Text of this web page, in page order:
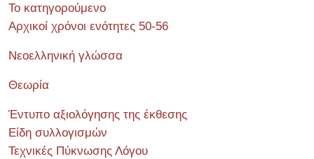
Το κατηγορούμενο
Αρχικοί χρόνοι ενότητες 50-56
Νεοελληνική γλώσσα
Θεωρία
Έντυπο αξιολόγησης της έκθεσης
Είδη συλλογισμών
Τεχνικές Πύκνωσης Λόγου